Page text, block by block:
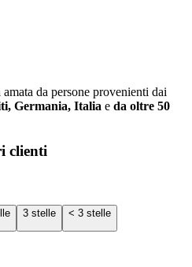
amata da persone provenienti dai
Germania, Italia e da oltre 50
clienti
3 stelle < 3 stelle